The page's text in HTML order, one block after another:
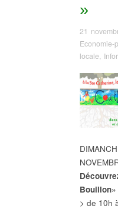
»
21
Economie-
locale,
Bouillon»
> de 10h